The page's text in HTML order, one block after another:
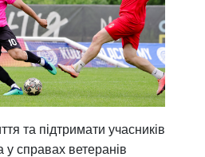
та підтримати учасників
у справах ветеранів